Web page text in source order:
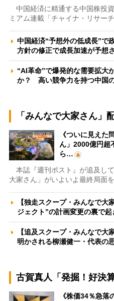
中国経済に精通する中国株投
ミアム連載「チャイナ・リサー
中国経済“予想外の低成長”
方針の修正で成長加速が予想
“AI革命”で爆発的な需要拡大
か？ 高い競争力を持つ中国
「みんなで大家さん」
《ついに見えた
ん」2000億円超
ら…
本誌『週刊ポスト』が追及し
大家さん」がいよいよ最終局面
【独走スクープ・みんなで大
ジェクト”の計画変更の裏で
【追及スクープ・みんなで大
明かされる柳瀬健一・代表の
古賀真人「発掘！好決算
《株価34％急落